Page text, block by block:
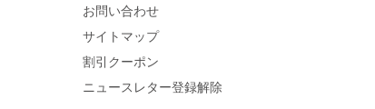
お問い合わせ
サイトマップ
割引クーポン
ニュースレター登録解除